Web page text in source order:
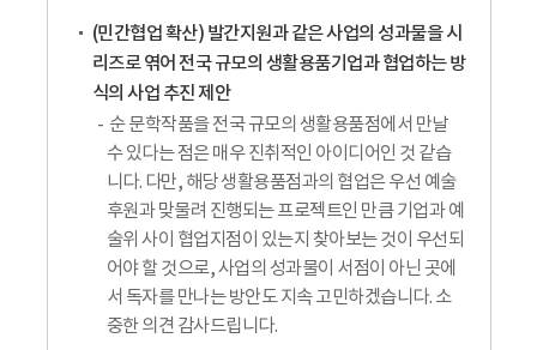
(민간협업 확산) 발간지원과 같은 사업의 성과물을 시
리즈로 엮어 전국 규모의 생활용품기업과 협업하는 방
식의 사업 추진 제안
순 문학작품을 전국 규모의 생활용품점에서 만날
수 있다는 점은 매우 진취적인 아이디어인 것 같습
니다. 다만, 해당 생활용품점과의 협업은 우선 예술
후원과 맞물려 진행되는 프로젝트인 만큼 기업과 예
술위 사이 협업지점이 있는지 찾아보는 것이 우선되
어야 할 것으로, 사업의 성과물이 서점이 아닌 곳에
서 독자를 만나는 방안도 지속 고민하겠습니다. 소
중한 의견 감사드립니다.